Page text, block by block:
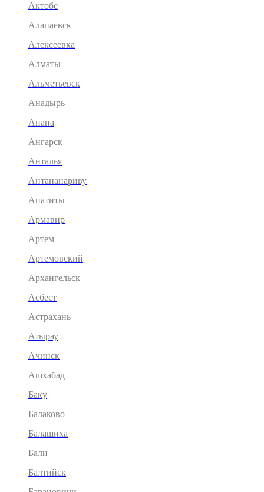
Актобе
Алапаевск
Алексеевка
Алматы
Альметьевск
Анадырь
Анапа
Ангарск
Анталья
Антананариву
Апатиты
Армавир
Артем
Артемовский
Архангельск
Асбест
Астрахань
Атырау
Ачинск
Ашхабад
Баку
Балаково
Балашиха
Бали
Балтийск